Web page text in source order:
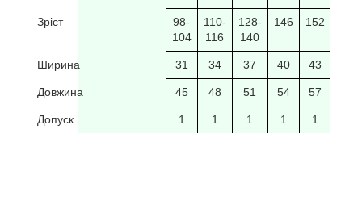
Зріст
98-
104
110-
116
128-
140
146 152
Ширина 31 34 37 40 43
Довжина 45 48 51 54 57
Допуск 1 1 1 1 1